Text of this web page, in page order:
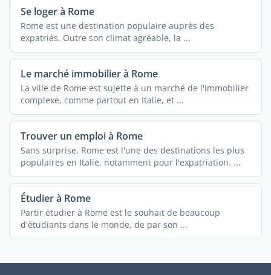
Se loger à Rome
Rome est une destination populaire auprès des
expatriés. Outre son climat agréable, la ...
Le marché immobilier à Rome
La ville de Rome est sujette à un marché de l'immobilier
complexe, comme partout en Italie, et ...
Trouver un emploi à Rome
Sans surprise, Rome est l'une des destinations les plus
populaires en Italie, notamment pour l'expatriation. ...
Étudier à Rome
Partir étudier à Rome est le souhait de beaucoup
d'étudiants dans le monde, de par son ...